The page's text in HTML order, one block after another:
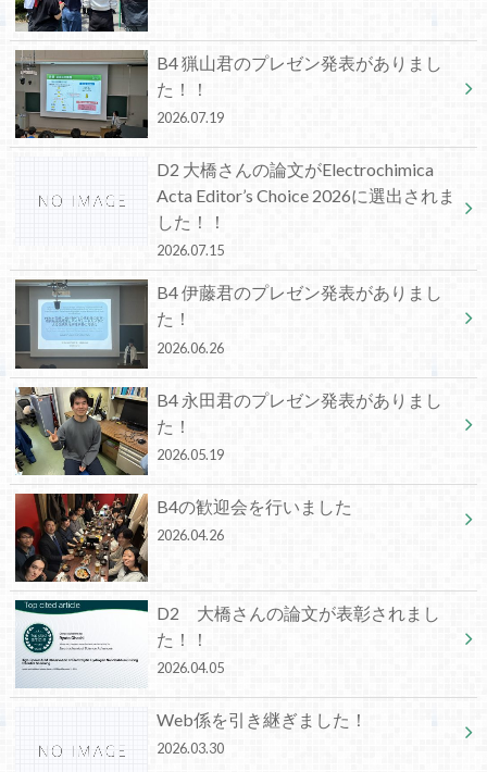
B4 猟山君のプレゼン発表がありまし
た！！
2026.07.19
D2 大橋さんの論文がElectrochimica
Acta Editor’s Choice 2026に選出されま
した！！
2026.07.15
B4 伊藤君のプレゼン発表がありまし
た！
2026.06.26
B4 永田君のプレゼン発表がありまし
た！
2026.05.19
B4の歓迎会を行いました
2026.04.26
D2 大橋さんの論文が表彰されまし
た！！
2026.04.05
Web係を引き継ぎました！
2026.03.30